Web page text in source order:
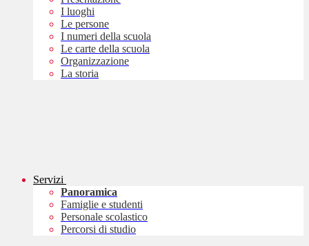
I luoghi
Le persone
I numeri della scuola
Le carte della scuola
Organizzazione
La storia
Servizi
Panoramica
Famiglie e studenti
Personale scolastico
Percorsi di studio